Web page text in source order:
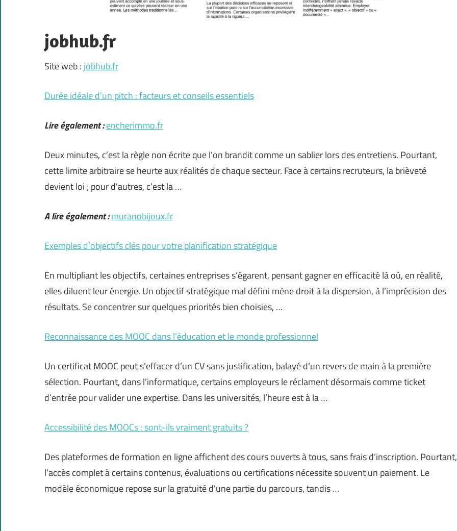
jobhub.fr
Site web : jobhub.fr
Durée idéale d’un pitch : facteurs et conseils essentiels
Lire également :encherimmo.fr
Deux minutes, c’est la règle non écrite que l’on brandit comme un sablier lors des entretiens. Pourtant,
cette limite arbitraire se heurte aux réalités de chaque secteur. Face à certains recruteurs, la brièveté
devient loi ; pour d’autres, c’est la …
A lire également :muranobijoux.fr
Exemples d’objectifs clés pour votre planification stratégique
En multipliant les objectifs, certaines entreprises s’égarent, pensant gagner en efficacité là où, en réalité,
elles diluent leur énergie. Un objectif stratégique mal défini mène droit à la dispersion, à l’imprécision des
résultats. Se concentrer sur quelques priorités bien choisies, …
Reconnaissance des MOOC dans l’éducation et le monde professionnel
Un certificat MOOC peut s’effacer d’un CV sans justification, balayé d’un revers de main à la première
sélection. Pourtant, dans l’informatique, certains employeurs le réclament désormais comme ticket
d’entrée pour valider une expertise. Dans les universités, l’heure est à la …
Accessibilité des MOOCs : sont-ils vraiment gratuits ?
Des plateformes de formation en ligne affichent des cours ouverts à tous, sans frais d’inscription. Pourtant,
l’accès complet à certains contenus, évaluations ou certifications nécessite souvent un paiement. Le
modèle économique repose sur la gratuité d’une partie du parcours, tandis …